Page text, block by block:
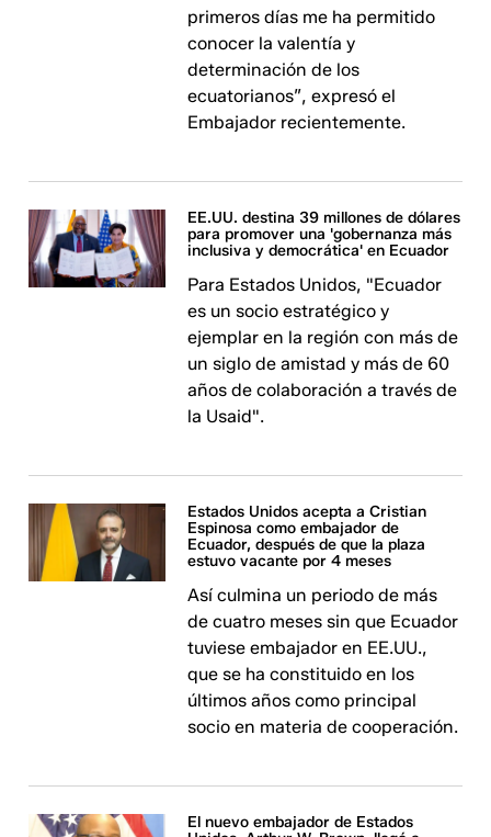
primeros días me ha permitido
conocer la valentía y
determinación de los
ecuatorianos”, expresó el
Embajador recientemente.
EE.UU. destina 39 millones de dólares
para promover una 'gobernanza más
inclusiva y democrática' en Ecuador
Para Estados Unidos, "Ecuador
es un socio estratégico y
ejemplar en la región con más de
un siglo de amistad y más de 60
años de colaboración a través de
la Usaid".
Estados Unidos acepta a Cristian
Espinosa como embajador de
Ecuador, después de que la plaza
estuvo vacante por 4 meses
Así culmina un periodo de más
de cuatro meses sin que Ecuador
tuviese embajador en EE.UU.,
que se ha constituido en los
últimos años como principal
socio en materia de cooperación.
El nuevo embajador de Estados